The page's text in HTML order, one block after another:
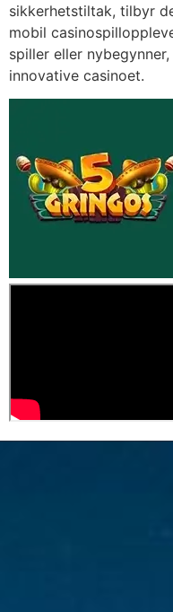
sikkerhetstiltak, tilbyr
mobil
spiller eller
innovative casinoet.